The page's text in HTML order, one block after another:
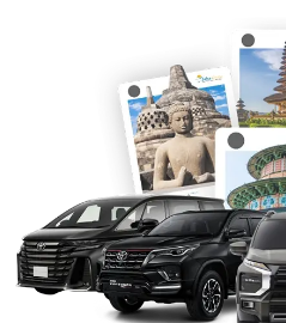
pun menikmati citra elegan
permanen. Baik untuk
kunjungan resmi, mobil ini
5. Performa
Sebagai sedan premium,
modern, dan suspensi yang